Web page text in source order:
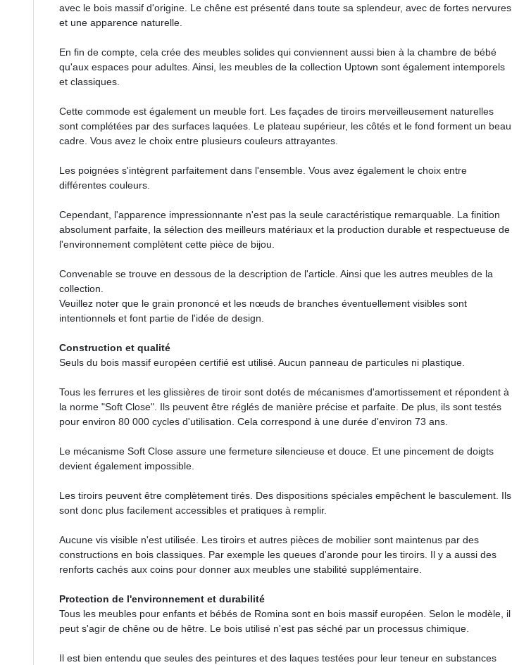
avec le bois massif d'origine. Le chêne est présenté dans toute sa splendeur, avec de fortes nervures
et une apparence naturelle.
En fin de compte, cela crée des meubles solides qui conviennent aussi bien à la chambre de bébé
qu'aux espaces pour adultes. Ainsi, les meubles de la collection Uptown sont également intemporels
et classiques.
Cette commode est également un meuble fort. Les façades de tiroirs merveilleusement naturelles
sont complétées par des surfaces laquées. Le plateau supérieur, les côtés et le fond forment un beau
cadre. Vous avez le choix entre plusieurs couleurs attrayantes.
Les poignées s'intègrent parfaitement dans l'ensemble. Vous avez également le choix entre
différentes couleurs.
Cependant, l'apparence impressionnante n'est pas la seule caractéristique remarquable. La finition
absolument parfaite, la sélection des meilleurs matériaux et la production durable et respectueuse de
l'environnement complètent cette pièce de bijou.
Convenable se trouve en dessous de la description de l'article. Ainsi que les autres meubles de la
collection.
Veuillez noter que le grain prononcé et les nœuds de branches éventuellement visibles sont
intentionnels et font partie de l'idée de design.
Construction et qualité
Seuls du bois massif européen certifié est utilisé. Aucun panneau de particules ni plastique.
Tous les ferrures et les glissières de tiroir sont dotés de mécanismes d'amortissement et répondent à
la norme "Soft Close". Ils peuvent être réglés de manière précise et parfaite. De plus, ils sont testés
pour environ 80 000 cycles d'utilisation. Cela correspond à une durée d'environ 73 ans.
Le mécanisme Soft Close assure une fermeture silencieuse et douce. Et une pincement de doigts
devient également impossible.
Les tiroirs peuvent être complètement tirés. Des dispositions spéciales empêchent le basculement. Ils
sont donc plus facilement accessibles et pratiques à remplir.
Aucune vis visible n'est utilisée. Les tiroirs et autres pièces de mobilier sont maintenus par des
constructions en bois classiques. Par exemple les queues d'aronde pour les tiroirs. Il y a aussi des
renforts cachés aux coins pour donner aux meubles une stabilité supplémentaire.
Protection de l'environnement et durabilité
Tous les meubles pour enfants et bébés de Romina sont en bois massif européen. Selon le modèle, il
peut s'agir de chêne ou de hêtre. Le bois utilisé n'est pas séché par un processus chimique.
Il est bien entendu que seules des peintures et des laques testées pour leur teneur en substances